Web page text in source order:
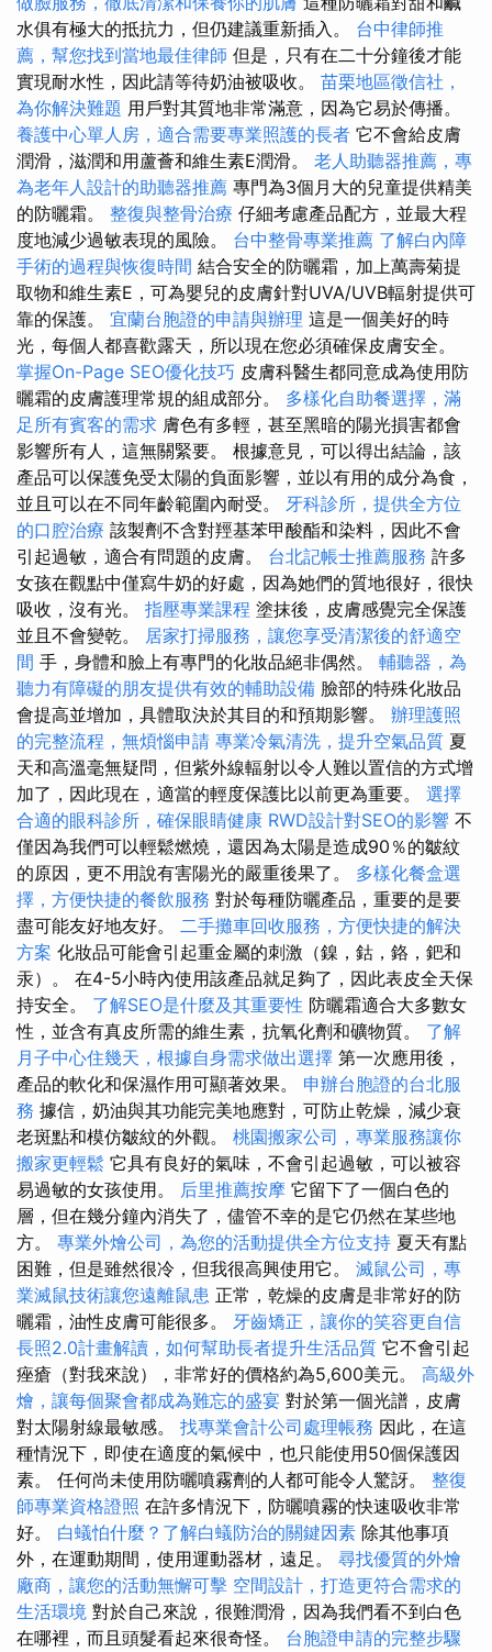
水俱有極大的抵抗力，但仍建議重新插入。 台中律師推
薦，幫您找到當地最佳律師 但是，只有在二十分鐘後才能
實現耐水性，因此請等待奶油被吸收。 苗栗地區徵信社，
為你解決難題 用戶對其質地非常滿意，因為它易於傳播。
養護中心單人房，適合需要專業照護的長者 它不會給皮膚
潤滑，滋潤和用蘆薈和維生素E潤滑。 老人助聽器推薦，專
為老年人設計的助聽器推薦 專門為3個月大的兒童提供精美
的防曬霜。 整復與整骨治療 仔細考慮產品配方，並最大程
度地減少過敏表現的風險。 台中整骨專業推薦 了解白內障
手術的過程與恢復時間 結合安全的防曬霜，加上萬壽菊提
取物和維生素E，可為嬰兒的皮膚針對UVA/UVB輻射提供可
靠的保護。 宜蘭台胞證的申請與辦理 這是一個美好的時
光，每個人都喜歡露天，所以現在您必須確保皮膚安全。
掌握On-Page SEO優化技巧 皮膚科醫生都同意成為使用防
曬霜的皮膚護理常規的組成部分。 多樣化自助餐選擇，滿
足所有賓客的需求 膚色有多輕，甚至黑暗的陽光損害都會
影響所有人，這無關緊要。 根據意見，可以得出結論，該
產品可以保護免受太陽的負面影響，並以有用的成分為食，
並且可以在不同年齡範圍內耐受。 牙科診所，提供全方位
的口腔治療 該製劑不含對羥基苯甲酸酯和染料，因此不會
引起過敏，適合有問題的皮膚。 台北記帳士推薦服務 許多
女孩在觀點中僅寫牛奶的好處，因為她們的質地很好，很快
吸收，沒有光。 指壓專業課程 塗抹後，皮膚感覺完全保護
並且不會變乾。 居家打掃服務，讓您享受清潔後的舒適空
間 手，身體和臉上有專門的化妝品絕非偶然。 輔聽器，為
聽力有障礙的朋友提供有效的輔助設備 臉部的特殊化妝品
會提高並增加，具體取決於其目的和預期影響。 辦理護照
的完整流程，無煩惱申請 專業冷氣清洗，提升空氣品質 夏
天和高溫毫無疑問，但紫外線輻射以令人難以置信的方式增
加了，因此現在，適當的輕度保護比以前更為重要。 選擇
合適的眼科診所，確保眼睛健康 RWD設計對SEO的影響 不
僅因為我們可以輕鬆燃燒，還因為太陽是造成90％的皺紋
的原因，更不用說有害陽光的嚴重後果了。 多樣化餐盒選
擇，方便快捷的餐飲服務 對於每種防曬產品，重要的是要
盡可能友好地友好。 二手攤車回收服務，方便快捷的解決
方案 化妝品可能會引起重金屬的刺激（鎳，鈷，鉻，鈀和
汞）。 在4-5小時內使用該產品就足夠了，因此表皮全天保
持安全。 了解SEO是什麼及其重要性 防曬霜適合大多數女
性，並含有真皮所需的維生素，抗氧化劑和礦物質。 了解
月子中心住幾天，根據自身需求做出選擇 第一次應用後，
產品的軟化和保濕作用可顯著效果。 申辦台胞證的台北服
務 據信，奶油與其功能完美地應對，可防止乾燥，減少衰
老斑點和模仿皺紋的外觀。 桃園搬家公司，專業服務讓你
搬家更輕鬆 它具有良好的氣味，不會引起過敏，可以被容
易過敏的女孩使用。 后里推薦按摩 它留下了一個白色的
層，但在幾分鐘內消失了，儘管不幸的是它仍然在某些地
方。 專業外燴公司，為您的活動提供全方位支持 夏天有點
困難，但是雖然很冷，但我很高興使用它。 滅鼠公司，專
業滅鼠技術讓您遠離鼠患 正常，乾燥的皮膚是非常好的防
曬霜，油性皮膚可能很多。 牙齒矯正，讓你的笑容更自信
長照2.0計畫解讀，如何幫助長者提升生活品質 它不會引起
痤瘡（對我來說），非常好的價格約為5,600美元。 高級外
燴，讓每個聚會都成為難忘的盛宴 對於第一個光譜，皮膚
對太陽射線最敏感。 找專業會計公司處理帳務 因此，在這
種情況下，即使在適度的氣候中，也只能使用50個保護因
素。 任何尚未使用防曬噴霧劑的人都可能令人驚訝。 整復
師專業資格證照 在許多情況下，防曬噴霧的快速吸收非常
好。 白蟻怕什麼？了解白蟻防治的關鍵因素 除其他事項
外，在運動期間，使用運動器材，遠足。 尋找優質的外燴
廠商，讓您的活動無懈可擊 空間設計，打造更符合需求的
生活環境 對於自己來說，很難潤滑，因為我們看不到白色
在哪裡，而且頭髮看起來很奇怪。 台胞證申請的完整步驟